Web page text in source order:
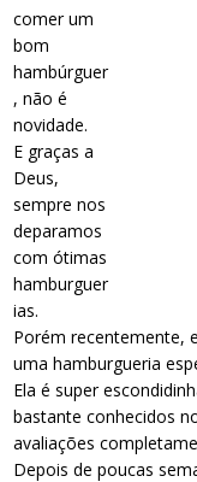
comer um
bom
hambúrguer
, não é
novidade.
E graças a
Deus,
sempre nos
deparamos
com ótimas
hamburguer
ias.
Porém recentemente,
uma hamburgueria
Ela é super
bastante conhecidos
avaliações
Depois de poucas